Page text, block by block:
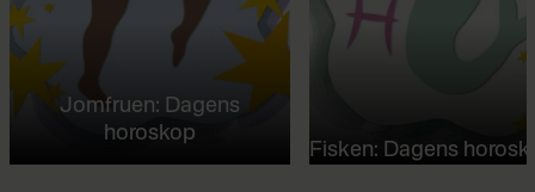
Jomfruen: Dagens
horoskop
Fisken: Dagens